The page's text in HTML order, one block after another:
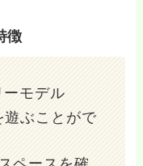
徴
ーモデル
遊ぶことがで